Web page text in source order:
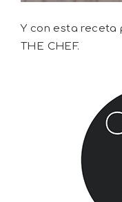
Y con esta receta
THE CHEF.